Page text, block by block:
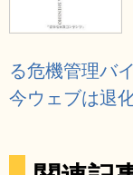
る危機管理バ
今ウェブは退